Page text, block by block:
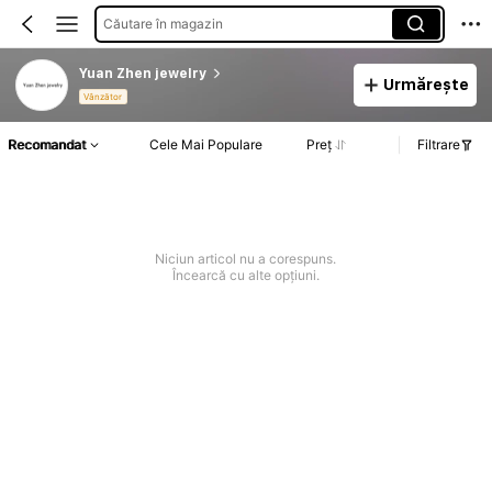
Căutare în magazin
Yuan Zhen jewelry
Vânzător
Urmărește
Recomandat Cele Mai Populare Preț Filtrare
Niciun articol nu a corespuns.
Încearcă cu alte opțiuni.